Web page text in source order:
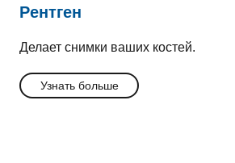
Рентген
Делает снимки ваших костей.
Узнать больше